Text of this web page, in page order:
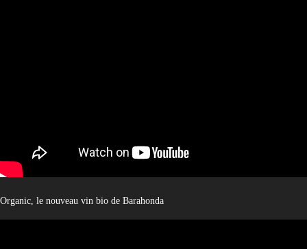
Organic, le nouveau vin bio de Barahonda